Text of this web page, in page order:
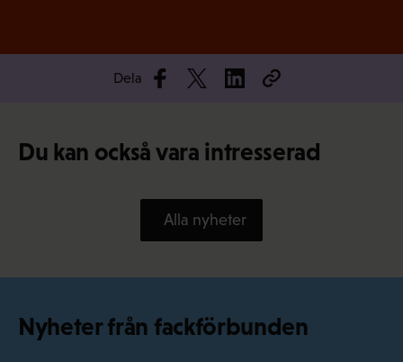
Dela
Du kan också vara intresserad
Alla nyheter
Nyheter från fackförbunden